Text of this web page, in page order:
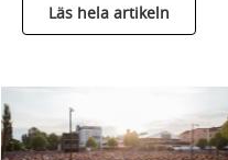
Läs hela artikeln